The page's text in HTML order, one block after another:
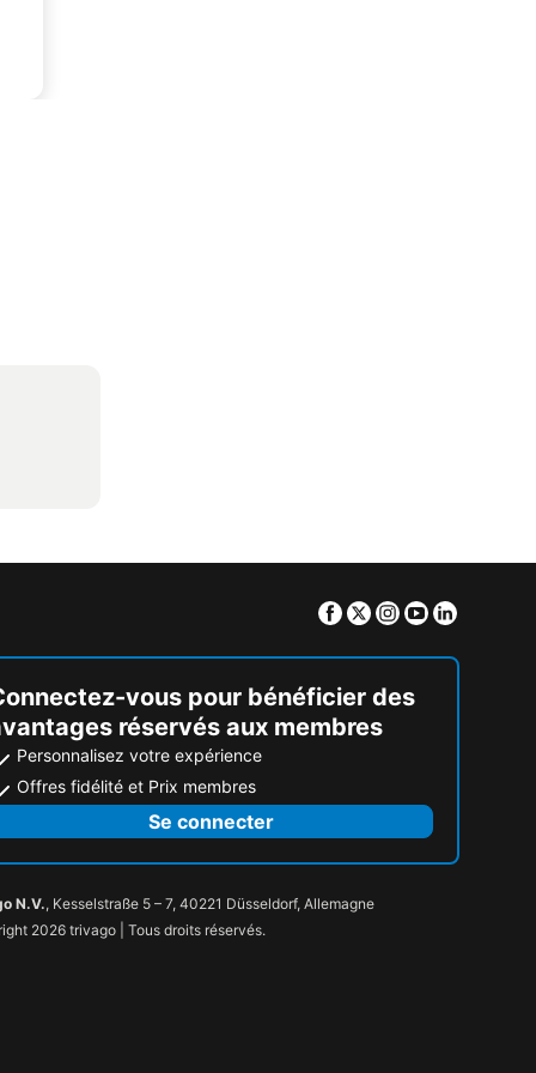
Facebook
TwitterInstagram
Youtube
vous pour bénéficier des
réservés aux membres
Personnalisez votre expérience
Offres fidélité et Prix membres
Se connecter
N.V., Kesselstraße 5 – 7, 40221 Düsseldorf, Allemagne
2026 trivago | Tous droits réservés.